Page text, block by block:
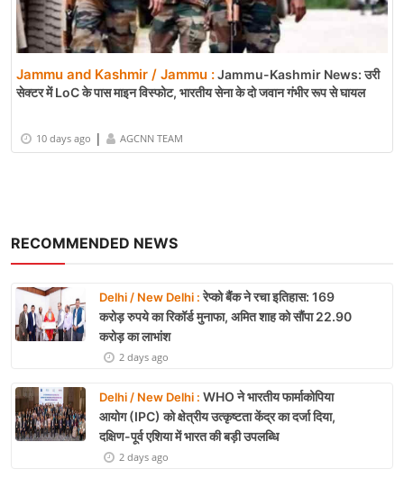
RECOMMENDED NEWS
Delhi / New Delhi :रेप्को बैंक ने रचा इतिहास: 169
करोड़ रुपये का रिकॉर्ड मुनाफा, अमित शाह को सौंपा 22.90
करोड़ का लाभांश
2 days ago
Delhi / New Delhi : WHO ने भारतीय फार्माकोपिया
आयोग (IPC) को क्षेत्रीय उत्कृष्टता केंद्र का दर्जा दिया,
दक्षिण-पूर्व एशिया में भारत की बड़ी उपलब्धि
2 days ago
Jammu and Kashmir / Jammu :Jammu-Kashmir News: उरी
सेक्टर में LoC के पास माइन विस्फोट, भारतीय सेना के दो जवान गंभीर रूप से घायल
10 days ago | AGCNN TEAM